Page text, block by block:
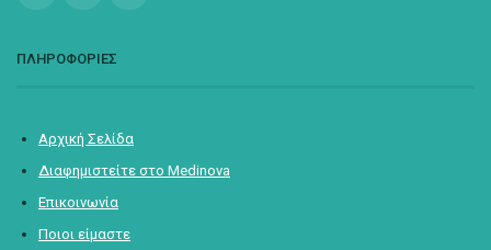
ΠΛΗΡΟΦΟΡΙΕΣ
Αρχική Σελίδα
Διαφημιστείτε στο Medinova
Επικοινωνία
Ποιοι είμαστε